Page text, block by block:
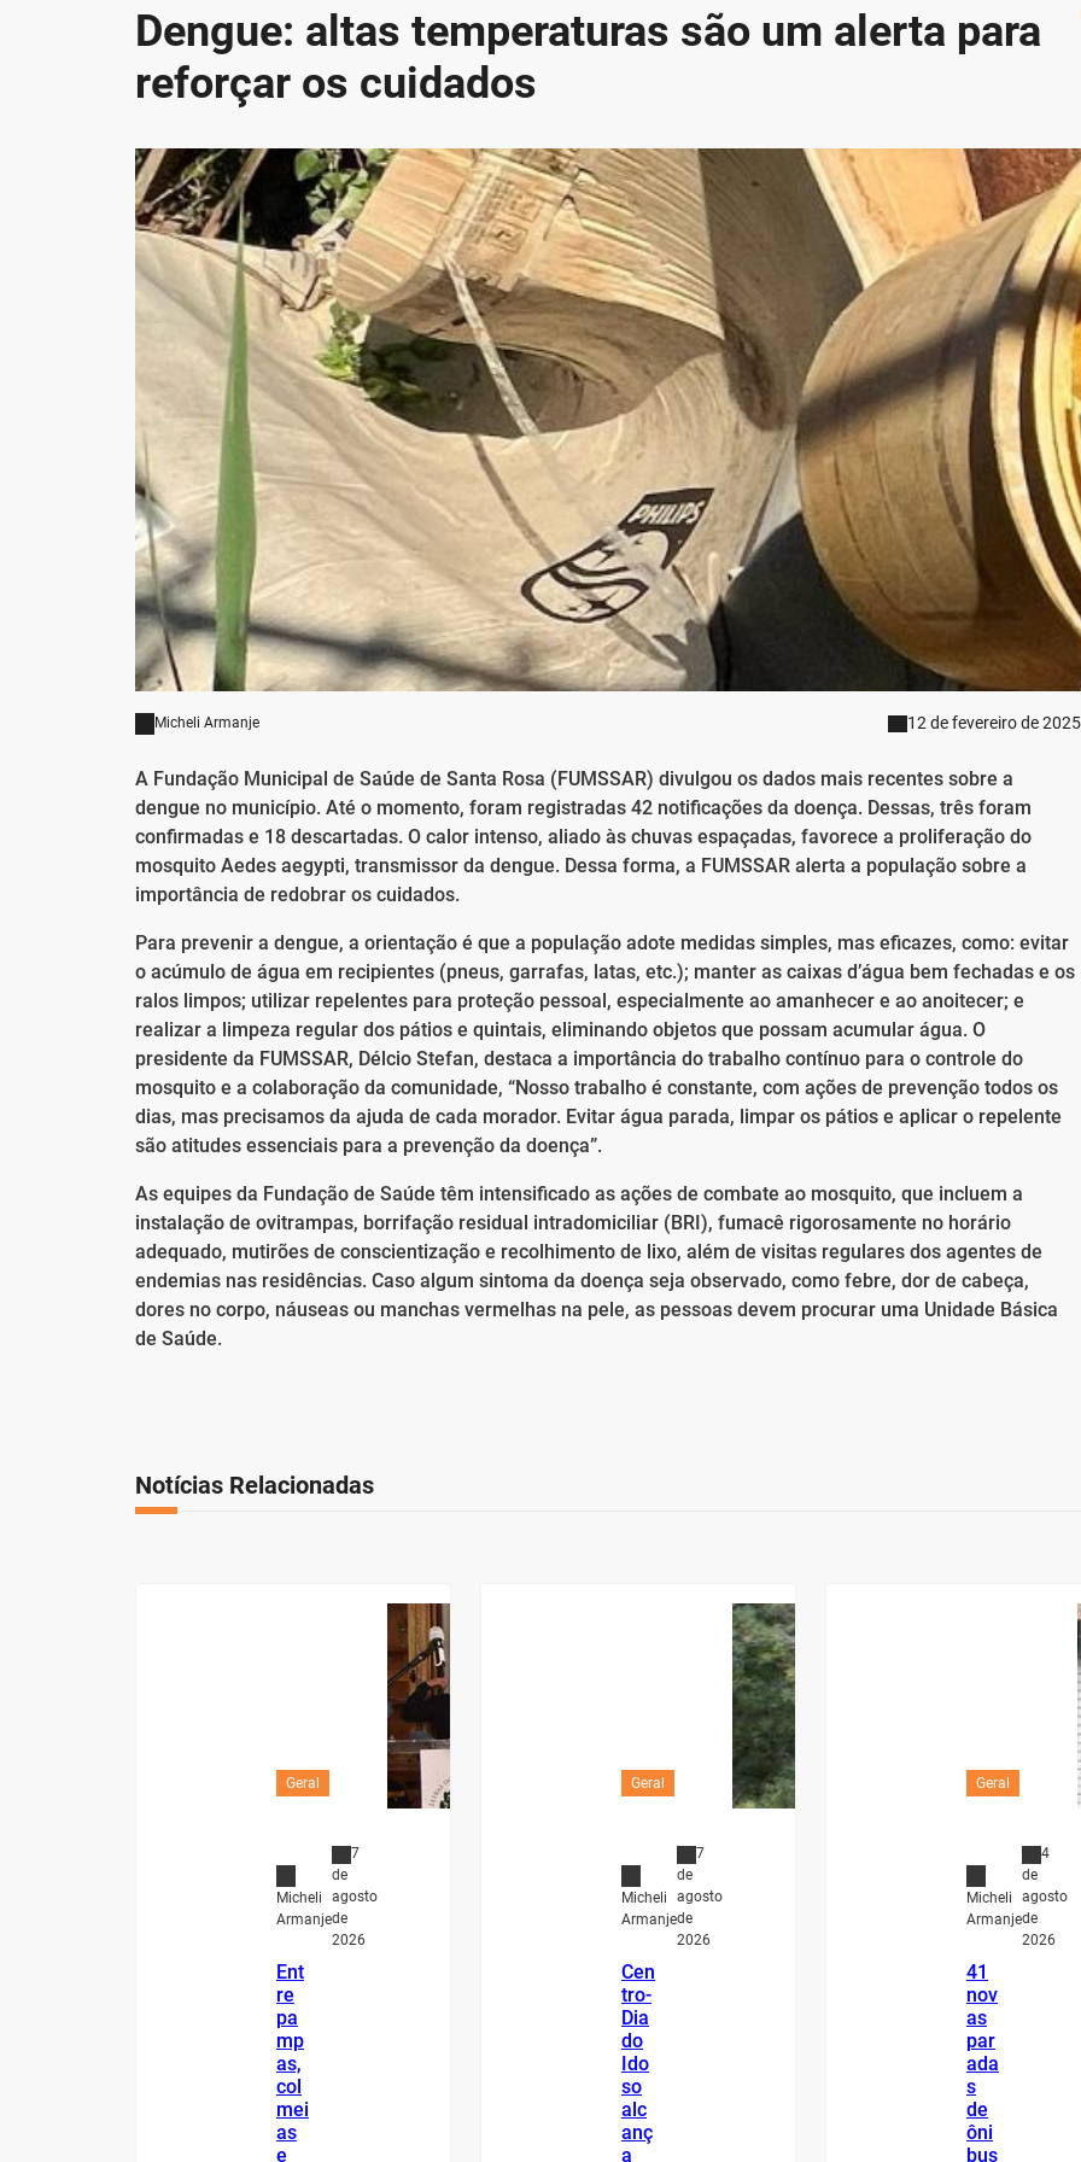
Dengue: altas temperaturas são um alerta para
reforçar os cuidados
Micheli Armanje 12 de fevereiro de 2025
A Fundação Municipal de Saúde de Santa Rosa (FUMSSAR) divulgou os dados mais recentes sobre a
dengue no município. Até o momento, foram registradas 42 notificações da doença. Dessas, três foram
confirmadas e 18 descartadas. O calor intenso, aliado às chuvas espaçadas, favorece a proliferação do
mosquito Aedes aegypti, transmissor da dengue. Dessa forma, a FUMSSAR alerta a população sobre a
importância de redobrar os cuidados.
Para prevenir a dengue, a orientação é que a população adote medidas simples, mas eficazes, como: evitar
o acúmulo de água em recipientes (pneus, garrafas, latas, etc.); manter as caixas d’água bem fechadas e os
ralos limpos; utilizar repelentes para proteção pessoal, especialmente ao amanhecer e ao anoitecer; e
realizar a limpeza regular dos pátios e quintais, eliminando objetos que possam acumular água. O
presidente da FUMSSAR, Délcio Stefan, destaca a importância do trabalho contínuo para o controle do
mosquito e a colaboração da comunidade, “Nosso trabalho é constante, com ações de prevenção todos os
dias, mas precisamos da ajuda de cada morador. Evitar água parada, limpar os pátios e aplicar o repelente
são atitudes essenciais para a prevenção da doença”.
As equipes da Fundação de Saúde têm intensificado as ações de combate ao mosquito, que incluem a
instalação de ovitrampas, borrifação residual intradomiciliar (BRI), fumacê rigorosamente no horário
adequado, mutirões de conscientização e recolhimento de lixo, além de visitas regulares dos agentes de
endemias nas residências. Caso algum sintoma da doença seja observado, como febre, dor de cabeça,
dores no corpo, náuseas ou manchas vermelhas na pele, as pessoas devem procurar uma Unidade Básica
de Saúde.
r
Notícias Relacionadas
Geral
Micheli
Armanje
7
de
agosto
de
2026
Ent
re
pa
mp
as,
col
mei
as
e
Geral
Micheli
Armanje
7
de
agosto
de
2026
Cen
tro-
Dia
do
Ido
so
alc
anç
a
Geral
Micheli
Armanje
4
de
agosto
de
2026
41
nov
as
par
ada
s
de
ôni
bus